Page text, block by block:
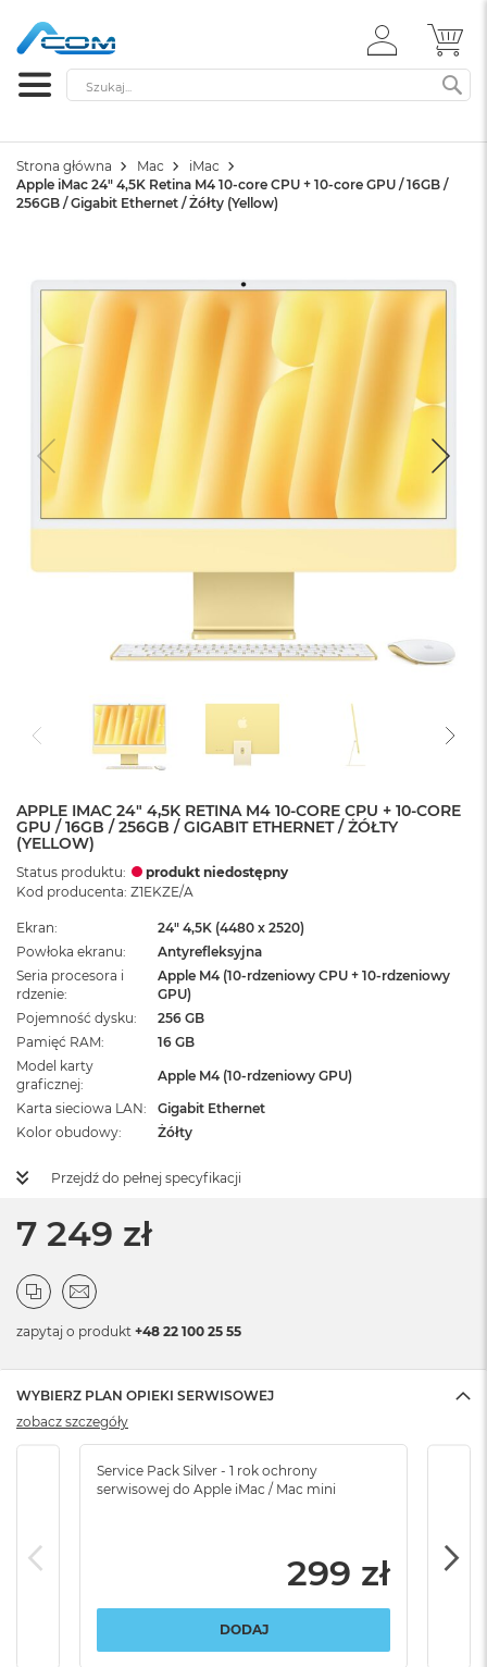
ZALOGUJ
SIĘ
Szukaj
Strona główna Mac
iMac
Apple iMac 24" 4,5K Retina M4 10-core CPU + 10-core GPU / 16GB /
256GB / Gigabit Ethernet / Żółty (Yellow)
APPLE IMAC 24" 4,5K RETINA M4 10-CORE CPU + 10-CORE
GPU / 16GB / 256GB / GIGABIT ETHERNET / ŻÓŁTY
(YELLOW)
Status produktu:
produkt niedostępny
Kod producenta: Z1EKZE/A
Ekran
24" 4,5K (4480 x 2520)
Powłoka ekranu
Antyrefleksyjna
Seria procesora i
rdzenie
Apple M4 (10-rdzeniowy CPU + 10-rdzeniowy
GPU)
Pojemność dysku
256 GB
Pamięć RAM
16 GB
Model karty
graficznej
Apple M4 (10-rdzeniowy GPU)
Karta sieciowa LAN
Gigabit Ethernet
Kolor obudowy
Żółty
Przejdź do pełnej specyfikacji
7 249 zł
zapytaj o produkt +48 22 100 25 55
WYBIERZ PLAN OPIEKI SERWISOWEJ
Service Pack Silver - 1 rok ochrony
serwisowej do Apple iMac / Mac mini
299 zł
DODAJ
zobacz szczegóły